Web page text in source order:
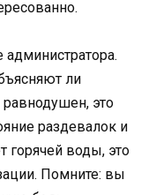
ли
равнодушен, это
раздевалок и
горячей воды, это
Помните: вы